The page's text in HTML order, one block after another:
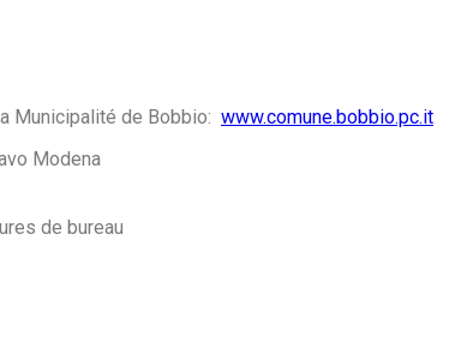
Municipalité de Bobbio: www.comune.bobbio.pc.it
Modena
de bureau